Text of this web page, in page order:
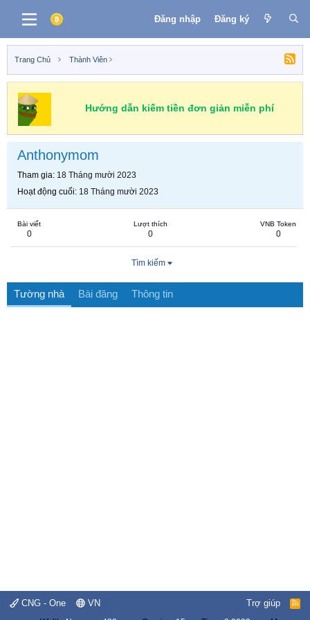
Đăng nhập Đăng ký
Trang Chủ Thành Viên
Hướng dẫn kiếm tiền đơn giản miễn phí
Anthonymom
Tham gia 18 Tháng mười 2023
Hoạt động cuối 18 Tháng mười 2023
Bài viết
0
Lượt thích
0
VNB Token
0
Tìm kiếm
Tường nhà Bài đăng Thông tin
CNG - One VN Trợ giúp
R